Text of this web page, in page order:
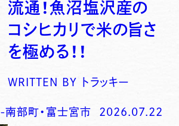
流通！魚沼塩沢産の
コシヒカリで米の旨さ
を極める！！
WRITTEN BY トラッキー
-南部町・富士宮市 2026.07.22